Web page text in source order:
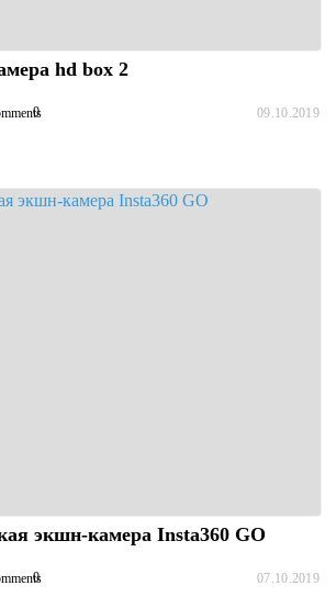
hd box 2
0 09.10.2019
экшн-камера Insta360 GO
0 07.10.2019